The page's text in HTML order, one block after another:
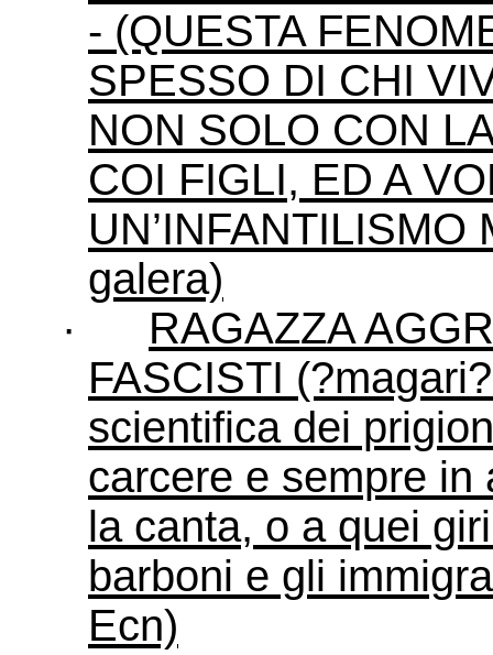
- (QUESTA
SPESSO DI CHI
NON SOLO CON
COI FIGLI, ED A
UN’INFANTILISMO
galera)
·
RAGAZZA
FASCISTI
scientifica dei
carcere e sempre in
la canta, o a quei
barboni e gli
Ecn)